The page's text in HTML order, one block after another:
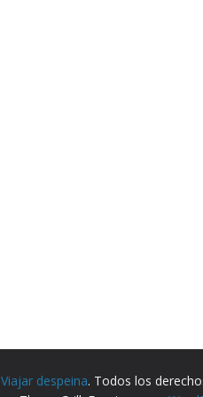
Viajar despeina. Todos los